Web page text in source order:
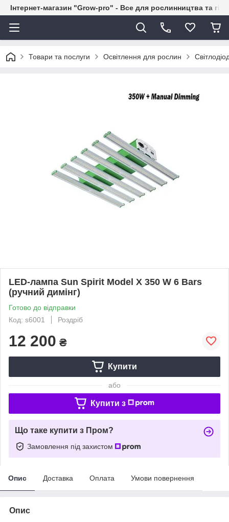
Інтернет-магазин "Grow-pro" - Все для рослинництва та
Товари та послуги Освітлення для рослин
LED-лампа Sun Spirit Model X 350 W 6 Bars
(ручний димінг)
Готово до відправки
Код: s6001
Роздріб
12 200 ₴
Купити
або
Купити з
Що таке купити з Пром?
Замовлення під захистом
Опис Доставка Оплата Умови повернення
Опис